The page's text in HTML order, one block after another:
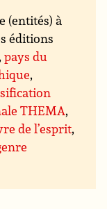
(entités) à
éditions
,pays du
,
THEMA,
de l’esprit,